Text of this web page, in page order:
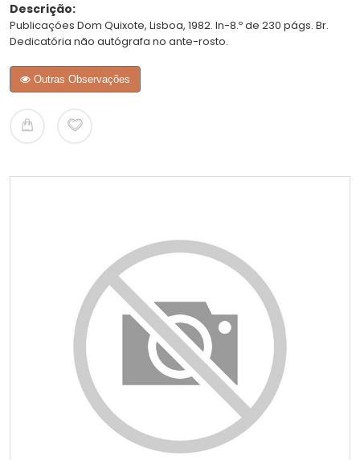
Descrição:
Publicaçóes Dom Quixote, Lisboa, 1982. In-8.º de 230 págs. Br.
Dedicatória não autógrafa no ante-rosto.
Outras Observações